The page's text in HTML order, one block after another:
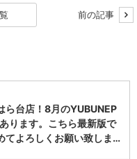
前の記事
ら台店！8月のYUBUNEP
ります。こちら最新版で
てよろしくお願い致しま…